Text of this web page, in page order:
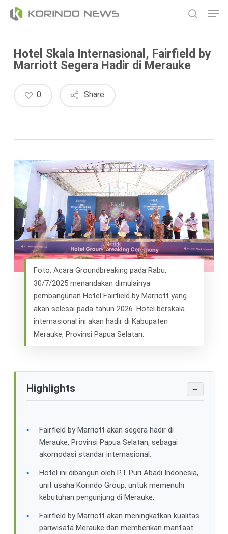
Hotel Skala Internasional, Fairfield by
Marriott Segera Hadir di Merauke
Share
0
Foto: Acara Groundbreaking pada Rabu,
30/7/2025 menandakan dimulainya
pembangunan Hotel Fairfield by Marriott yang
akan selesai pada tahun 2026. Hotel berskala
internasional ini akan hadir di Kabupaten
Merauke, Provinsi Papua Selatan.
Highlights −
Fairfield by Marriott akan segera hadir di
Merauke, Provinsi Papua Selatan, sebagai
akomodasi standar internasional.
Hotel ini dibangun oleh PT Puri Abadi Indonesia,
unit usaha Korindo Group, untuk memenuhi
kebutuhan pengunjung di Merauke.
Fairfield by Marriott akan meningkatkan kualitas
pariwisata Merauke dan memberikan manfaat